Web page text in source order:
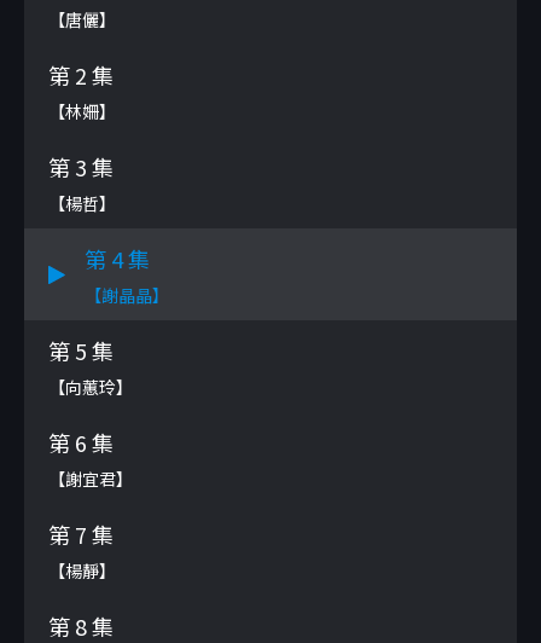
【唐儷】
第 2 集
【林姍】
第 3 集
【楊哲】
第 4 集
【謝晶晶】
第 5 集
【向蕙玲】
第 6 集
【謝宜君】
第 7 集
【楊靜】
第 8 集